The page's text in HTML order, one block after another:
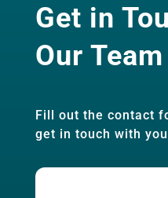
Get in
Our
Fill out the contact
get in touch with